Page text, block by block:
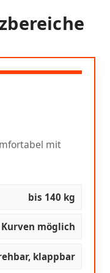
mit
bis 140 kg
möglich
klappbar